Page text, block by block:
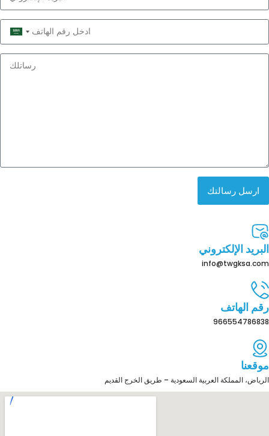
Saudi
Arabia
+966
ارسل رسالتك
البريد الإلكتروني
info@twgksa.com
رقم الهاتف
966554786838
موقعنا
الرياض، المملكة العربية السعودية – طريق الخرج القديم